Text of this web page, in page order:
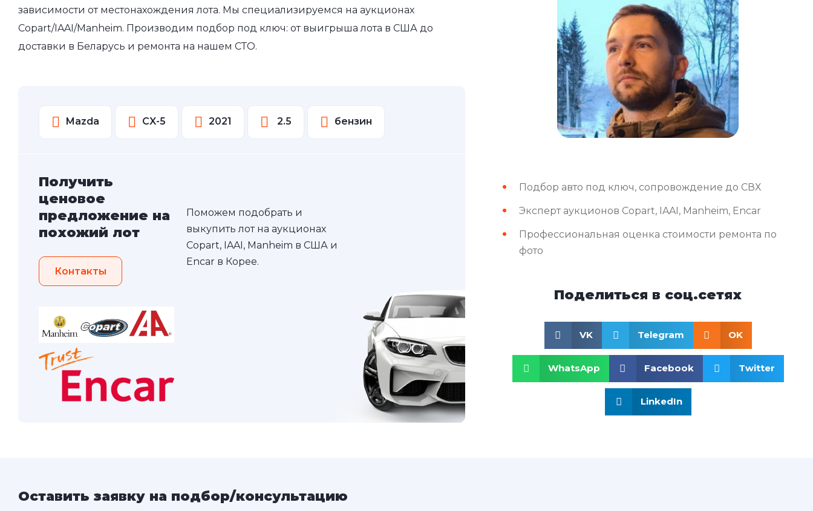
зависимости от местонахождения лота. Мы специализируемся на аукционах
Copart/IAAI/Manheim. Производим подбор под ключ: от выигрыша лота в США до
доставки в Беларусь и ремонта на нашем СТО.
Mazda CX-5 2021 2.5 бензин
Получить
ценовое
предложение на
похожий лот
Контакты
Поможем подобрать и
выкупить лот на аукционах
Copart, IAAI, Manheim в США и
Encar в Корее.
Подбор авто под ключ, сопровождение до СВХ
Эксперт аукционов Copart, IAAI, Manheim, Encar
Профессиональная оценка стоимости ремонта по
фото
Поделиться в соц.сетях
VK Telegram OK
WhatsApp Facebook Twitter
LinkedIn
Оставить заявку на подбор/консультацию